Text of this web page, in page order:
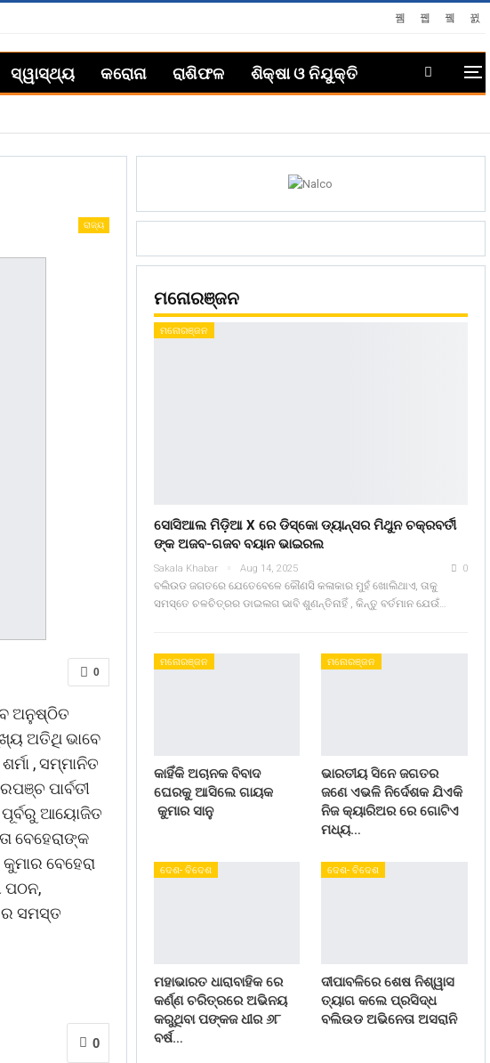
ସ୍ୱାସ୍ଥ୍ୟ କରୋନା ରାଶିଫଳ ଶିକ୍ଷା ଓ ନିଯୁକ୍ତି
ରାଜ୍ୟ
0
ଅନୁଷ୍ଠିତ
ଅତିଥି ଭାବେ
, ସମ୍ମାନିତ
ପାର୍ବତୀ
ପୂର୍ବରୁ ଆୟୋଜିତ
ବେହେରାଙ୍କ
ବେହେରା
ପଠନ,
ସମସ୍ତ
0
ମନୋରଞ୍ଜନ
ମନୋରଞ୍ଜନ
ସୋସିଆଲ ମିଡ଼ିଆ X ରେ ଡିସ୍କୋ ଡ୍ୟାନ୍ସର ମିଥୁନ ଚକ୍ରବର୍ତୀ
ଙ୍କ ଅଜବ-ଗଜବ ବୟାନ ଭାଇରଲ
Sakala Khabar Aug 14, 2025 0
ବଲିଉଡ ଜଗତରେ ଯେତେବେଳେ କୌଣସି କଳାକାର ମୁହଁ ଖୋଲିଥାଏ, ତାକୁ
ସମସ୍ତେ ଚଳଚିତ୍ରର ଡାଇଲଗ ଭାବି ଶୁଣନ୍ତିନାହିଁ , କିନ୍ତୁ ବର୍ତମାନ ଯେଉଁ…
ମନୋରଞ୍ଜନ
କାହିଁକି ଅଚାନକ ବିବାଦ
ଘେରକୁ ଆସିଲେ ଗାୟକ
କୁମାର ସାନୁ
ମନୋରଞ୍ଜନ
ଭାରତୀୟ ସିନେ ଜଗତର
ଜଣେ ଏଭଳି ନିର୍ଦେଶକ ଯିଏକି
ନିଜ କ୍ୟାରିଅର ରେ ଗୋଟିଏ
ମଧ୍ୟ…
ଦେଶ- ବିଦେଶ
ମହାଭାରତ ଧାରାବାହିକ ରେ
କର୍ଣ୍ଣ ଚରିତ୍ରରେ ଅଭିନୟ
କରୁଥିବା ପଙ୍କଜ ଧୀର ୬୮
ବର୍ଷ…
ଦେଶ- ବିଦେଶ
ଦୀପାବଳିରେ ଶେଷ ନିଶ୍ୱାସ
ତ୍ୟାଗ କଲେ ପ୍ରସିଦ୍ଧ
ବଲିଉଡ ଅଭିନେତା ଅସରାନି